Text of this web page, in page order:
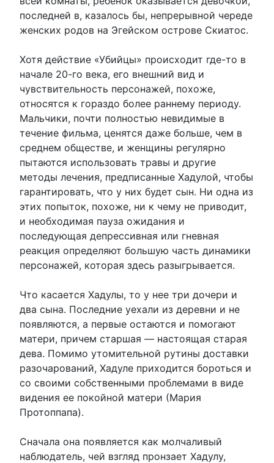
последней в, казалось бы, непрерывной череде
женских родов на Эгейском острове Скиатос.
Хотя действие «Убийцы» происходит где-то в
начале 20-го века, его внешний вид и
чувствительность персонажей, похоже,
относятся к гораздо более раннему периоду.
Мальчики, почти полностью невидимые в
течение фильма, ценятся даже больше, чем в
среднем обществе, и женщины регулярно
пытаются использовать травы и другие
методы лечения, предписанные Хадулой, чтобы
гарантировать, что у них будет сын. Ни одна из
этих попыток, похоже, ни к чему не приводит,
и необходимая пауза ожидания и
последующая депрессивная или гневная
реакция определяют большую часть динамики
персонажей, которая здесь разыгрывается.
Что касается Хадулы, то у нее три дочери и
два сына. Последние уехали из деревни и не
появляются, а первые остаются и помогают
матери, причем старшая — настоящая старая
дева. Помимо утомительной рутины доставки
разочарований, Хадуле приходится бороться и
со своими собственными проблемами в виде
видения ее покойной матери (Мария
Протоппапа).
Сначала она появляется как молчаливый
наблюдатель, чей взгляд пронзает Хадулу,